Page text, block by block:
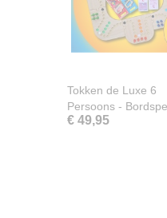
Tokken de Luxe 6
Persoons -
€ 49,95